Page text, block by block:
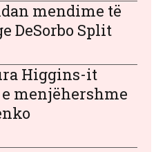
mendime të
DeSorbo Split
Higgins-it
menjëhershme